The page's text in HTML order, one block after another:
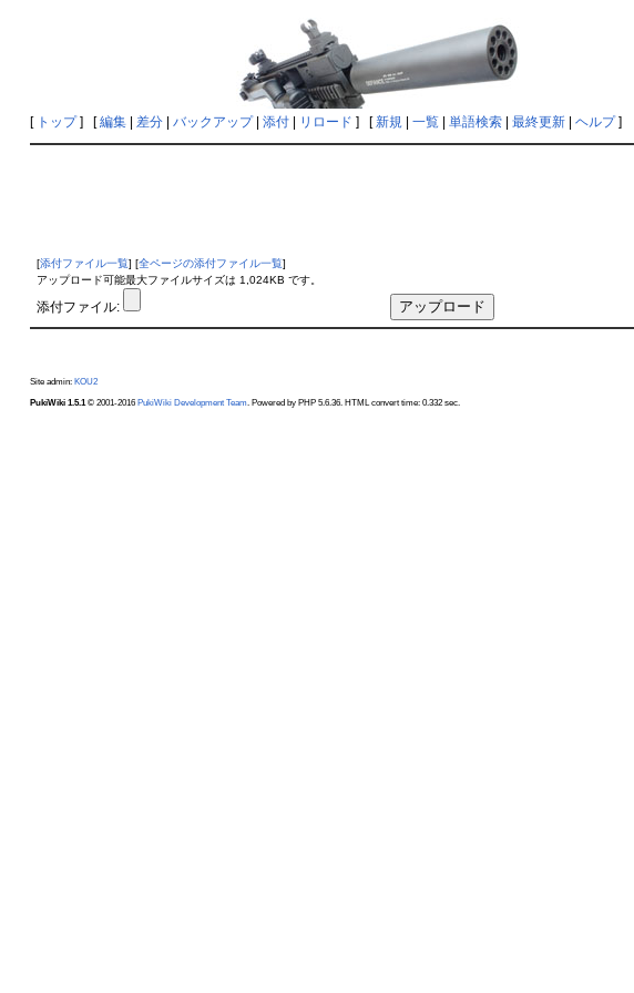
[ トップ] [編集| 差分| バックアップ| 添付| リロード ] [新規| 一覧| 単語検索| 最終更新| ヘルプ]
[添付ファイル一覧] [全ページの添付ファイル一覧]
アップロード可能最大ファイルサイズは 1,024KB です。
添付ファイル:
Site admin: KOU2
PukiWiki 1.5.1© 2001-2016 PukiWiki Development Team. Powered by PHP 5.6.36. HTML convert time: 0.332 sec.